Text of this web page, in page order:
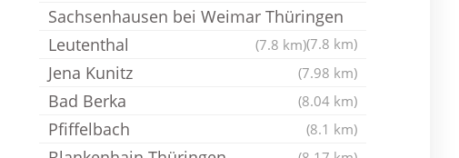
Sachsenhausen bei Weimar Thüringen
(7.8 km)
Leutenthal (7.8 km)
Jena Kunitz (7.98 km)
Bad Berka (8.04 km)
Pfiffelbach (8.1 km)